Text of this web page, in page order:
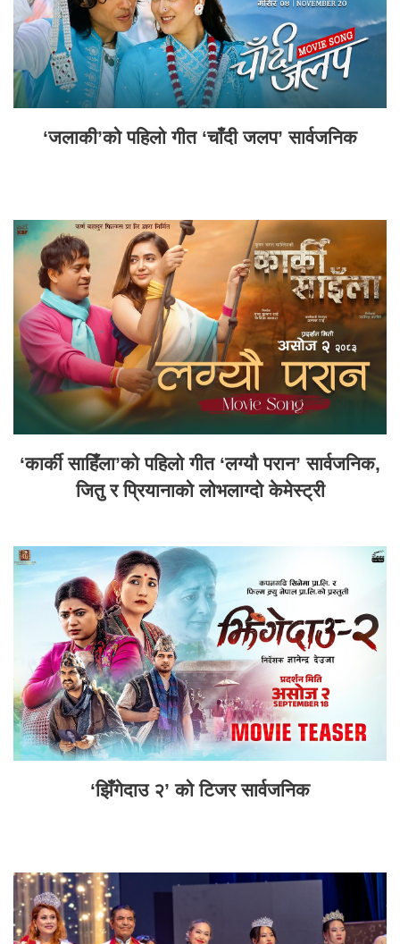
‘जलाकी’को पहिलो गीत ‘चाँदी जलप’ सार्वजनिक
‘कार्की साहिँला’को पहिलो गीत ‘लग्यौ परान’ सार्वजनिक,
जितु र प्रियानाको लोभलाग्दो केमेस्ट्री
‘झिँगेदाउ २’ को टिजर सार्वजनिक